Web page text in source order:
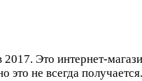
2017. Это интернет-
это не всегда